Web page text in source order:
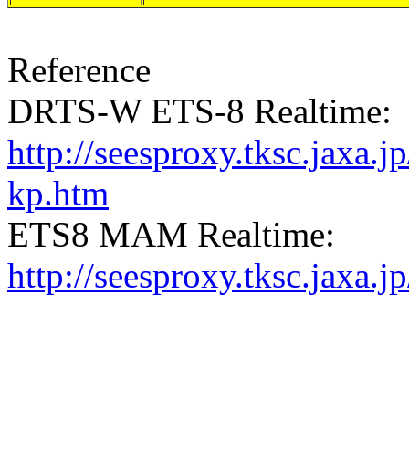
Reference
DRTS-W ETS-8 Realtime:
http://
kp.htm
ETS8 MAM Realtime:
http://